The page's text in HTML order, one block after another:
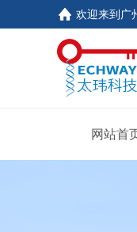
欢迎来到 广
网站首